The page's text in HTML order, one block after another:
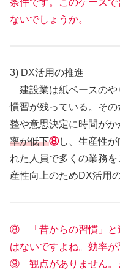
ないでしょうか。
3) DX活用の推進
建設業は紙ベースのや
慣習が残っている。そ
整や意思決定に時間が
率が低下⑧し、生産性
れた人員で多くの業務
産性向上のためDX活用
⑧ 「昔からの習慣」と
はないですよね。効率が
⑨ 観点がありません。